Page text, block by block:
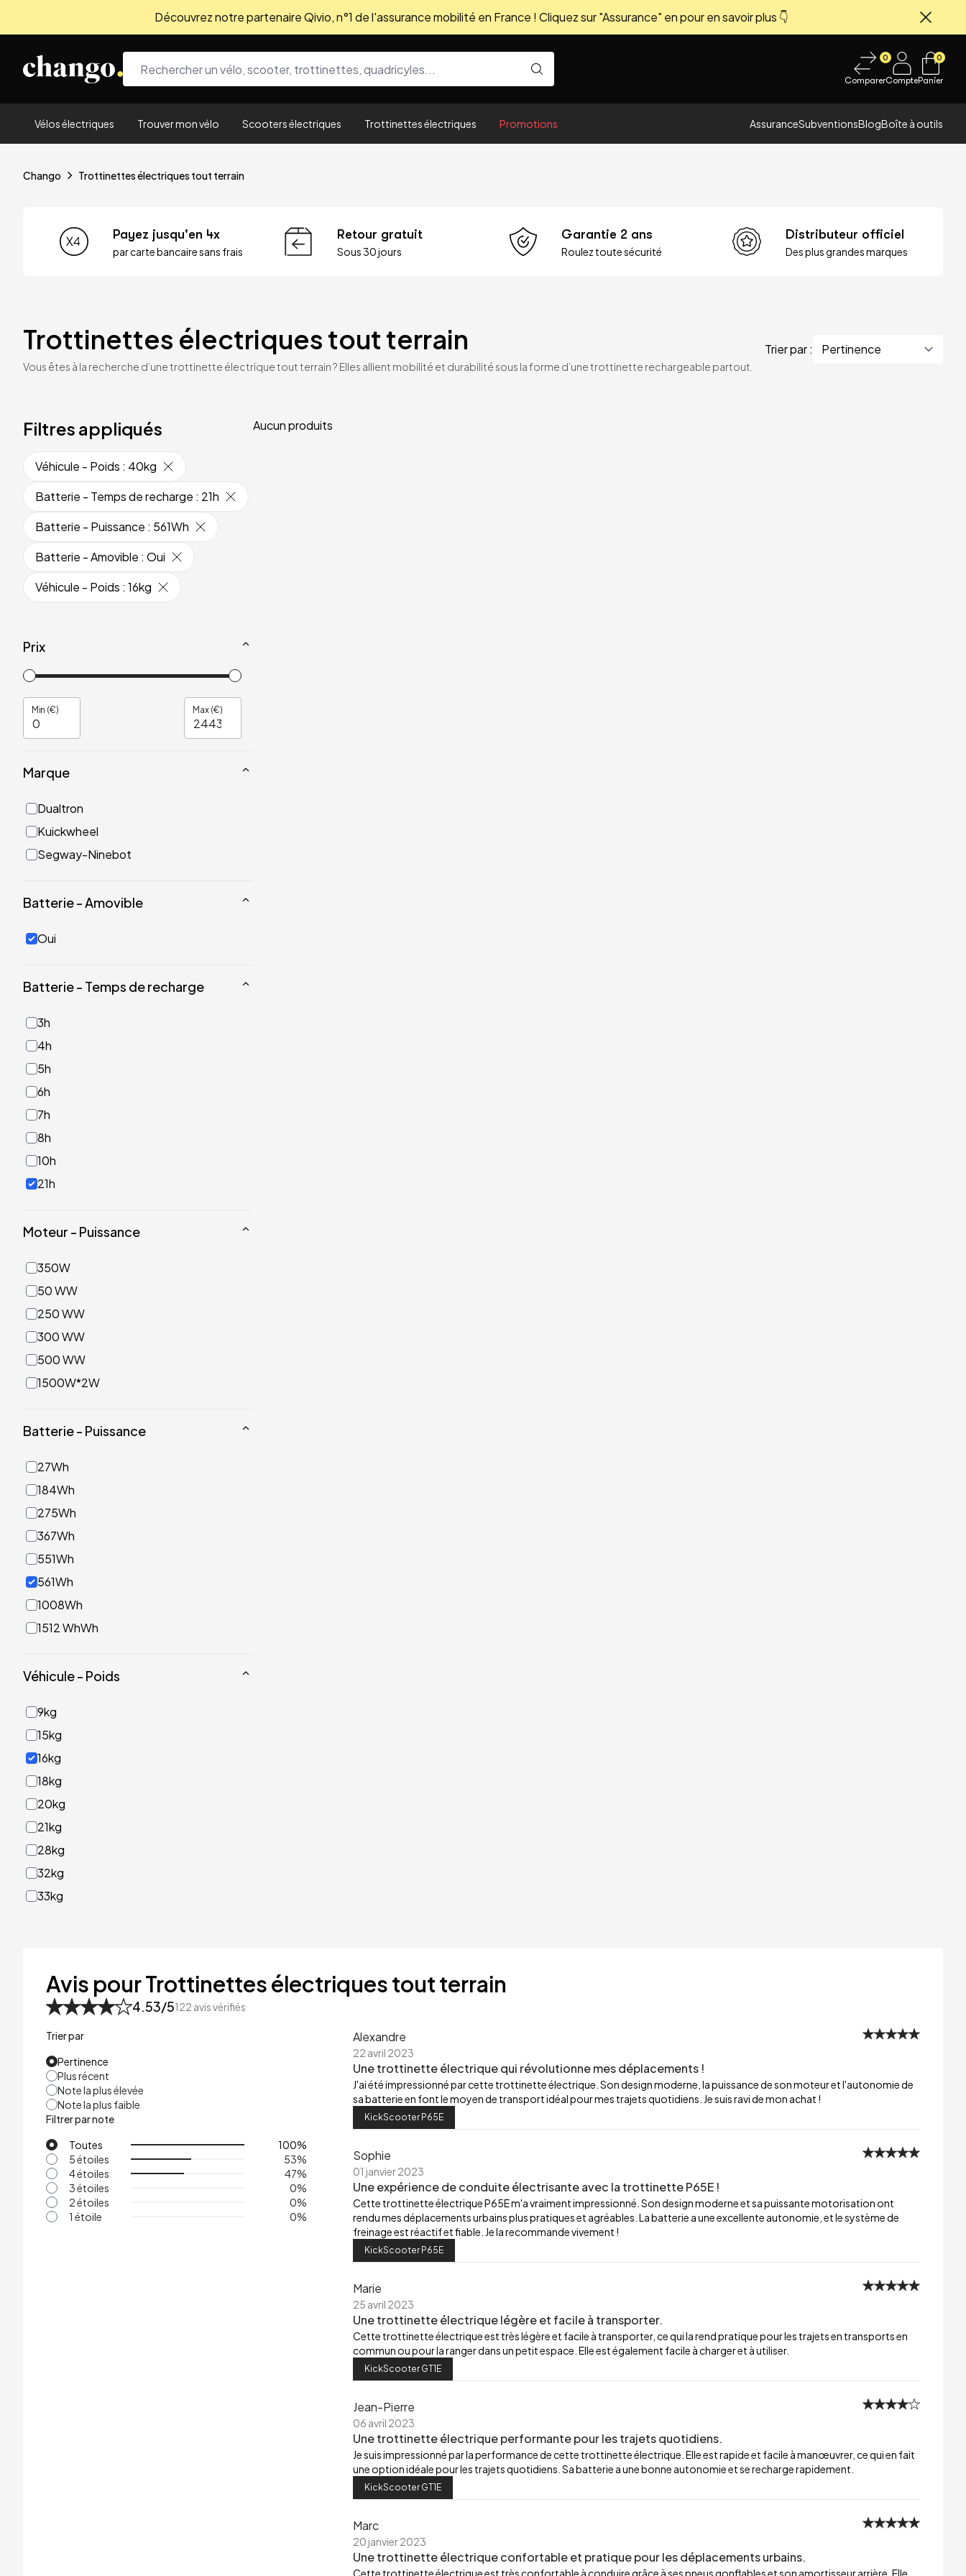
Découvrez notre partenaire Qivio, n°1 de l'assurance mobilité en France ! Cliquez sur "Assurance" en pour en savoir plus 👇
0
ComparerCompte
0
Panier
Vélos électriques Trouver mon vélo Scooters électriques Trottinettes électriques Promotions AssuranceSubventionsBlogBoîte à outils
Chango Trottinettes électriques tout terrain
Payez jusqu'en 4x
par carte bancaire sans frais
Retour gratuit
Sous 30 jours
Garantie 2 ans
Roulez toute sécurité
Distributeur officiel
Des plus grandes marques
Trottinettes électriques tout terrain
Vous êtes à la recherche d’une trottinette électrique tout terrain ? Elles allient mobilité et durabilité sous la forme d’une trottinette rechargeable partout.
Trier par :
Filtres appliqués
Véhicule - Poids : 40kg
Batterie - Temps de recharge : 21h
Batterie - Puissance : 561Wh
Batterie - Amovible : Oui
Véhicule - Poids : 16kg
Prix
Min (€) Max (€)
Marque
Dualtron
Kuickwheel
Segway-Ninebot
Batterie - Amovible
Oui
Batterie - Temps de recharge
3h
4h
5h
6h
7h
8h
10h
21h
Moteur - Puissance
350W
50 WW
250 WW
300 WW
500 WW
1500W*2W
Batterie - Puissance
27Wh
184Wh
275Wh
367Wh
551Wh
561Wh
1008Wh
1512 WhWh
Véhicule - Poids
9kg
15kg
16kg
18kg
20kg
21kg
28kg
32kg
33kg
53kg
Aucun produits
Avis pour Trottinettes électriques tout terrain
4.53/5122 avis vérifiés
Trier par
Pertinence
Plus récent
Note la plus élevée
Note la plus faible
Filtrer par note
Toutes
100%
5 étoiles
53%
4 étoiles
47%
3 étoiles
0%
2 étoiles
0%
1 étoile
0%
Alexandre
22 avril 2023
Une trottinette électrique qui révolutionne mes déplacements !
J'ai été impressionné par cette trottinette électrique. Son design moderne, la puissance de son moteur et l'autonomie de
sa batterie en font le moyen de transport idéal pour mes trajets quotidiens. Je suis ravi de mon achat !
KickScooter P65E
Sophie
01 janvier 2023
Une expérience de conduite électrisante avec la trottinette P65E !
Cette trottinette électrique P65E m'a vraiment impressionné. Son design moderne et sa puissante motorisation ont
rendu mes déplacements urbains plus pratiques et agréables. La batterie a une excellente autonomie, et le système de
freinage est réactif et fiable. Je la recommande vivement !
KickScooter P65E
Marie
25 avril 2023
Une trottinette électrique légère et facile à transporter.
Cette trottinette électrique est très légère et facile à transporter, ce qui la rend pratique pour les trajets en transports en
commun ou pour la ranger dans un petit espace. Elle est également facile à charger et à utiliser.
KickScooter GT1E
Jean-Pierre
06 avril 2023
Une trottinette électrique performante pour les trajets quotidiens.
Je suis impressionné par la performance de cette trottinette électrique. Elle est rapide et facile à manœuvrer, ce qui en fait
une option idéale pour les trajets quotidiens. Sa batterie a une bonne autonomie et se recharge rapidement.
KickScooter GT1E
Marc
20 janvier 2023
Une trottinette électrique confortable et pratique pour les déplacements urbains.
Cette trottinette électrique est très confortable à conduire grâce à ses pneus gonflables et son amortisseur arrière. Elle